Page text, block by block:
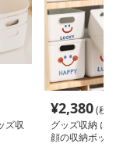
ズ収
¥2,380(税
グッズ収納 に
顔の収納ボッ